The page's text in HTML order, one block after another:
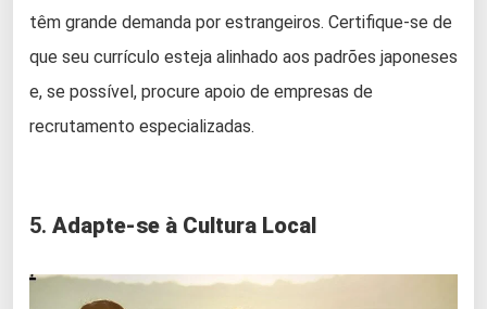
têm grande demanda por estrangeiros. Certifique-se de
que seu currículo esteja alinhado aos padrões japoneses
e, se possível, procure apoio de empresas de
recrutamento especializadas.
5. Adapte-se à Cultura Local